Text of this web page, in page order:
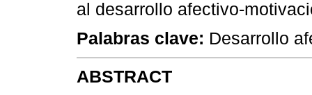
al desarrollo afectivo-
Palabras clave: Desarrollo
ABSTRACT